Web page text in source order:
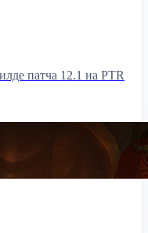
патча 12.1 на PTR